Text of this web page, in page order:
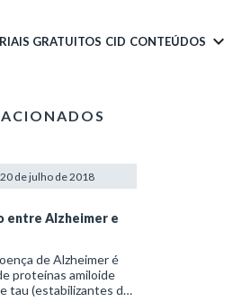
GRATUITOS CID CONTEÚDOS
20 de julho de 2018
entre Alzheimer e
de Alzheimer é
proteínas amiloide
tau (estabilizantes dos